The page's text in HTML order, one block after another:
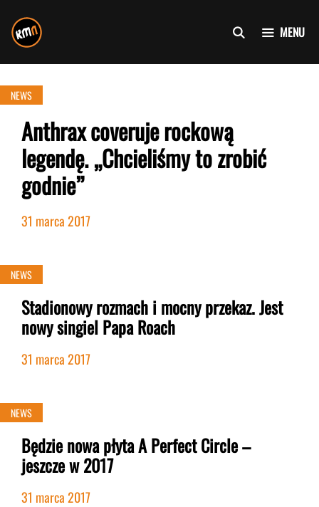
treści
MENU
NEWS
Anthrax coveruje rockową
legendę. „Chcieliśmy to zrobić
godnie”
31 marca 2017
NEWS
Stadionowy rozmach i mocny przekaz. Jest
nowy singiel Papa Roach
31 marca 2017
NEWS
Będzie nowa płyta A Perfect Circle –
jeszcze w 2017
31 marca 2017